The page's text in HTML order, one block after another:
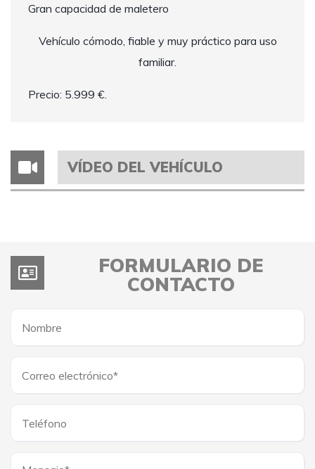
Gran capacidad de maletero
Vehículo cómodo, fiable y muy práctico para uso
familiar.
Precio: 5.999 €.
VÍDEO DEL VEHÍCULO
FORMULARIO DE
CONTACTO